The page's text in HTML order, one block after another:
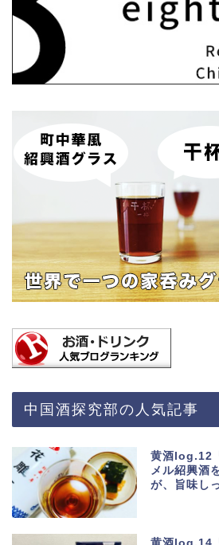
中国酒探究部の人気記事
黄酒log.12
メル紹興酒
が、旨味し